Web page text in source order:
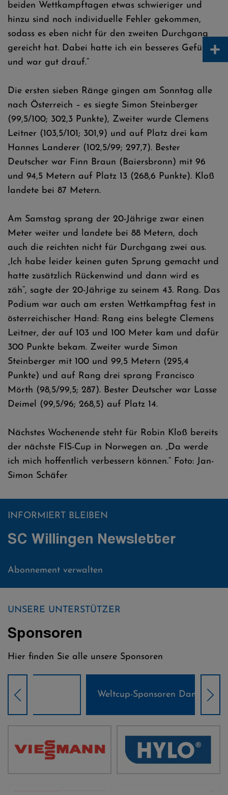
beiden Wettkampftagen etwas schwieriger und
hinzu sind noch individuelle Fehler gekommen,
sodass es eben nicht für den zweiten Durchgang
gereicht hat. Dabei hatte ich ein besseres Gefühl
und war gut drauf.“
Die ersten sieben Ränge gingen am Sonntag alle
nach Österreich – es siegte Simon Steinberger
(99,5/100; 302,3 Punkte), Zweiter wurde Clemens
Leitner (103,5/101; 301,9) und auf Platz drei kam
Hannes Landerer (102,5/99; 297,7). Bester
Deutscher war Finn Braun (Baiersbronn) mit 96
und 94,5 Metern auf Platz 13 (268,6 Punkte). Kloß
landete bei 87 Metern.
Am Samstag sprang der 20-Jährige zwar einen
Meter weiter und landete bei 88 Metern, doch
auch die reichten nicht für Durchgang zwei aus.
„Ich habe leider keinen guten Sprung gemacht und
hatte zusätzlich Rückenwind und dann wird es
zäh“, sagte der 20-Jährige zu seinem 43. Rang. Das
Podium war auch am ersten Wettkampftag fest in
österreichischer Hand: Rang eins belegte Clemens
Leitner, der auf 103 und 100 Meter kam und dafür
300 Punkte bekam. Zweiter wurde Simon
Steinberger mit 100 und 99,5 Metern (295,4
Punkte) und auf Rang drei sprang Francisco
Mörth (98,5/99,5; 287). Bester Deutscher war Lasse
Deimel (99,5/96; 268,5) auf Platz 14.
Nächstes Wochenende steht für Robin Kloß bereits
der nächste FIS-Cup in Norwegen an. „Da werde
ich mich hoffentlich verbessern können.“ Foto: Jan-
Simon Schäfer
INFORMIERT BLEIBEN
SC Willingen Newsletter
Abonnement verwalten
UNSERE UNTERSTÜTZER
Sponsoren
Hier finden Sie alle unsere Sponsoren
Weltcup-Sponsoren Damen
+